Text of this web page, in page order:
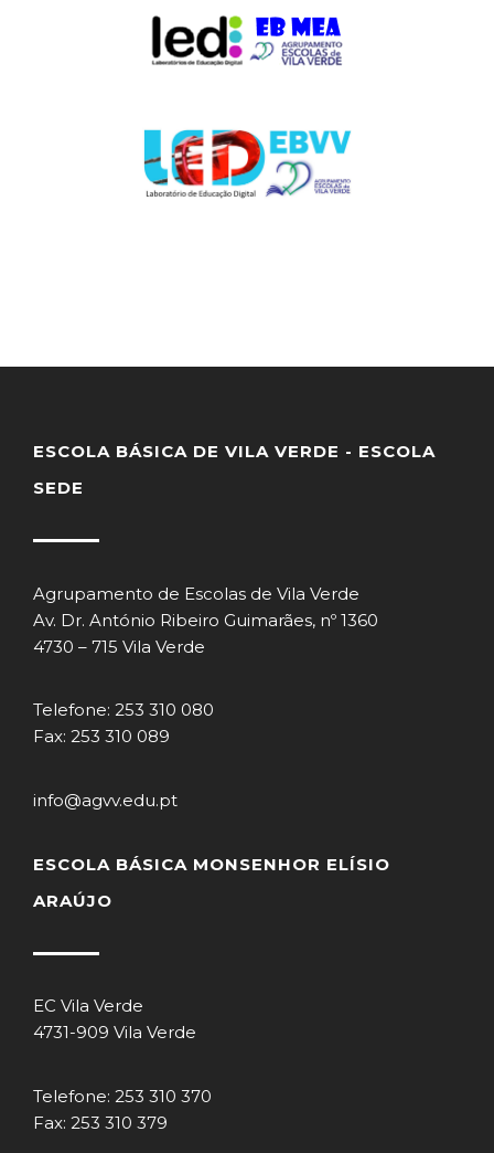
ESCOLA BÁSICA DE VILA VERDE - ESCOLA
SEDE
Agrupamento de Escolas de Vila Verde
Av. Dr. António Ribeiro Guimarães, nº 1360
4730 – 715 Vila Verde
Telefone: 253 310 080
Fax: 253 310 089
info@agvv.edu.pt
ESCOLA BÁSICA MONSENHOR ELÍSIO
ARAÚJO
EC Vila Verde
4731-909 Vila Verde
Telefone: 253 310 370
Fax: 253 310 379